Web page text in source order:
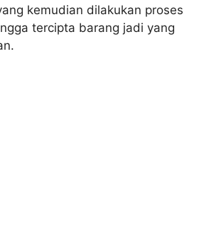
kemudian dilakukan proses
tercipta barang jadi yang